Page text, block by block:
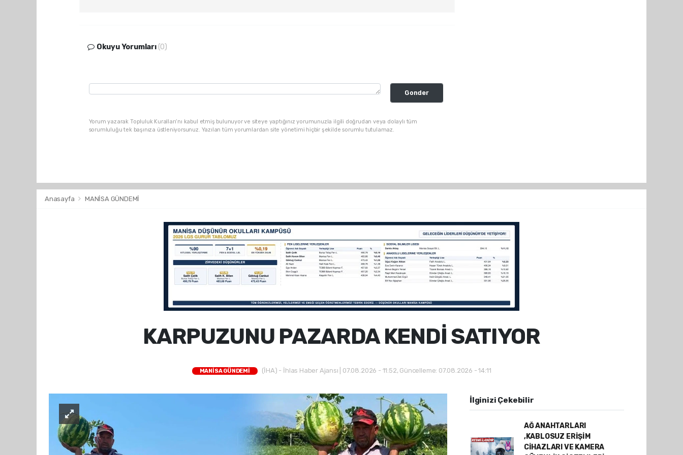
Okuyu Yorumları (0)
Gonder
Yorum yazarak Topluluk Kuralları’nı kabul etmiş bulunuyor ve siteye yaptığınız yorumunuzla ilgili doğrudan veya dolaylı tüm
sorumluluğu tek başınıza üstleniyorsunuz. Yazılan tüm yorumlardan site yönetimi hiçbir şekilde sorumlu tutulamaz.
Anasayfa MANİSA GÜNDEMİ
KARPUZUNU PAZARDA KENDİ SATIYOR
MANİSA GÜNDEMİ (İHA) - İhlas Haber Ajansı | 07.08.2026 - 11:52, Güncelleme: 07.08.2026 - 14:11
İlginizi Çekebilir
AĞ ANAHTARLARI
,KABLOSUZ ERİŞİM
CİHAZLARI VE KAMERA